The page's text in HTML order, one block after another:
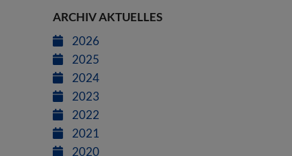
ARCHIV AKTUELLES
2026
2025
2024
2023
2022
2021
2020